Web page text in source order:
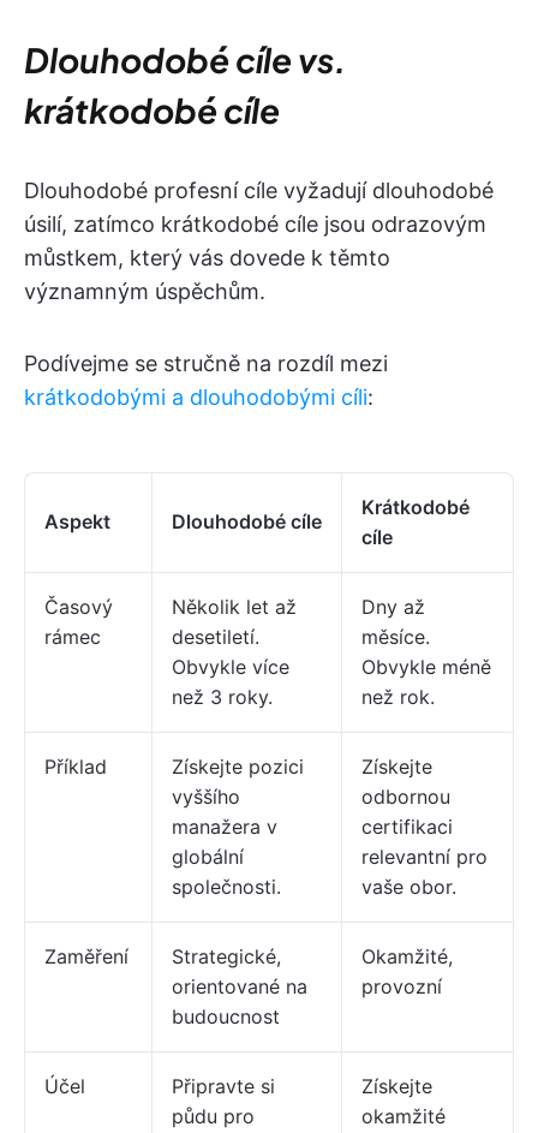
Dlouhodobé cíle vs.
krátkodobé cíle
Dlouhodobé profesní cíle vyžadují dlouhodobé
úsilí, zatímco krátkodobé cíle jsou odrazovým
můstkem, který vás dovede k těmto
významným úspěchům.
Podívejme se stručně na rozdíl mezi
krátkodobými a dlouhodobými cíli:
Aspekt Dlouhodobé cíle
Krátkodobé
cíle
Časový
rámec
Několik let až
desetiletí.
Obvykle více
než 3 roky.
Dny až
měsíce.
Obvykle méně
než rok.
Příklad
Získejte pozici
vyššího
manažera v
globální
společnosti.
Získejte
odbornou
certifikaci
relevantní pro
vaše obor.
Zaměření
Strategické,
orientované na
budoucnost
Okamžité,
provozní
Účel
Připravte si
půdu pro
Získejte
okamžité